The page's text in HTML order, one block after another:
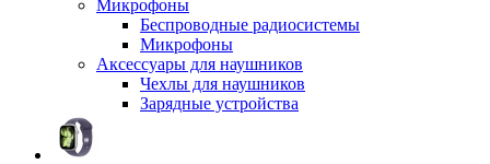
Микрофоны
Беспроводные радиосистемы
Микрофоны
Аксессуары для наушников
Чехлы для наушников
Зарядные устройства